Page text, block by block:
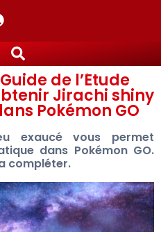
de l’Étude
Jirachi shiny
Pokémon GO
exaucé vous permet
dans Pokémon GO.
compléter.